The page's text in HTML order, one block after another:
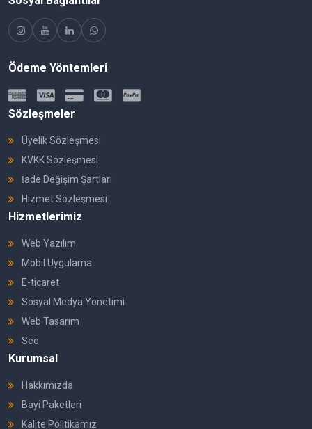
Ödeme Yöntemleri
Sözleşmeler
Üyelik Sözleşmesi
KVKK Sözleşmesi
İade Değişim Şartları
Hizmet Sözleşmesi
Hizmetlerimiz
Web Yazılım
Mobil Uygulama
E-ticaret
Sosyal Medya Yönetimi
Web Tasarım
Seo
Kurumsal
Hakkımızda
Bayi Paketleri
Kalite Politikamız